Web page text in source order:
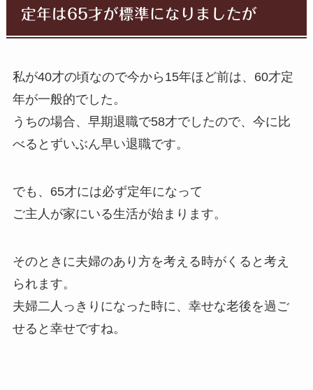
定年は65才が標準になりましたが
私が40才の頃なので今から15年ほど前は、60才定
年が一般的でした。
うちの場合、早期退職で58才でしたので、今に比
べるとずいぶん早い退職です。
でも、65才には必ず定年になって
ご主人が家にいる生活が始まります。
そのときに夫婦のあり方を考える時がくる と考え
られます。
夫婦二人っきりになった時に、幸せな老後を過ご
せると幸せですね。